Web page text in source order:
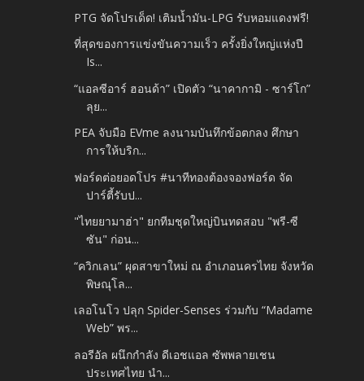
PTG จัดโปรเด็ด! เติมน้ำมัน-LPG รับหอมแดงฟรี!
ที่สุดของการแข่งขันความเร็ว ครั้งยิ่งใหญ่แห่งปี
Is...
“แอลซีอาร์ ฮอนด้า” เปิดตัว “นาคากามิ - ซาร์โก”
ลุย...
PEA จับมือ EVme ลงนามบันทึกข้อตกลง ศึกษา
การให้บริก...
ฟอร์ดต่อยอดโปร #นาทีทองต้องจองฟอร์ด จัด
ปาร์ตี้รับป...
"ไทยยามาฮ่า" ยกทีมชุดใหญ่บินทดสอบ "พรี-ซี
ซัน" ก่อน...
“ควิกเลน” ผุดสาขาใหม่ ณ อำเภอนครไทย จังหวัด
พิษณุโล...
เลอโนโว ปลุก Spider-Senses ร่วมกับ “Madame
Web” พร...
ลอรีอัล ผนึกกำลัง ดีเอชแอล ซัพพลายเชน
ประเทศไทย นำ...